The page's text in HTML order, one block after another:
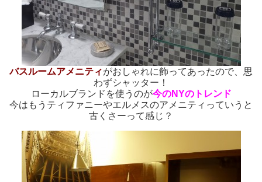
バスルームアメニティがおしゃれに飾ってあったので、思
わずシャッター！
ローカルブランドを使うのが今のNYのトレンド
今はもうティファニーやエルメスのアメニティっていうと
古くさーって感じ？